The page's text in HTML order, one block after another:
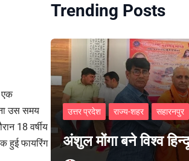
एक
उस समय
18 वर्षीय
हुई फायरिंग
Trending Posts
उत्तर प्रदेश राज्य-शहर सहारनपुर
अंशुल मोंगा बने विश्व